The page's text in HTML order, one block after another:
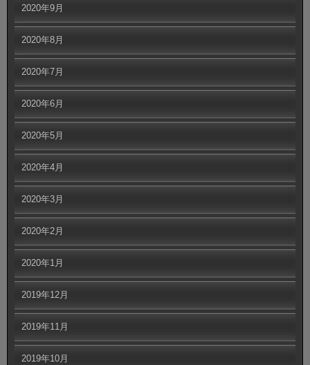
2020年9月
2020年8月
2020年7月
2020年6月
2020年5月
2020年4月
2020年3月
2020年2月
2020年1月
2019年12月
2019年11月
2019年10月